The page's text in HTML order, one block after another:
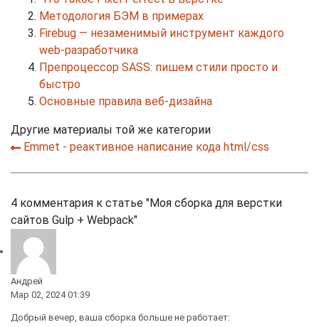
Методология БЭМ в примерах
Firebug — незаменимый инструмент каждого
web-разработчика
Препроцессор SASS: пишем стили просто и
быстро
Основные правила веб-дизайна
Другие материалы той же категории
Emmet - реактивное написание кода html/css
4 комментария к статье "Моя сборка для верстки
сайтов Gulp + Webpack"
Андрей
Мар 02, 2024 01:39
Добрый вечер, ваша сборка больше не работает: